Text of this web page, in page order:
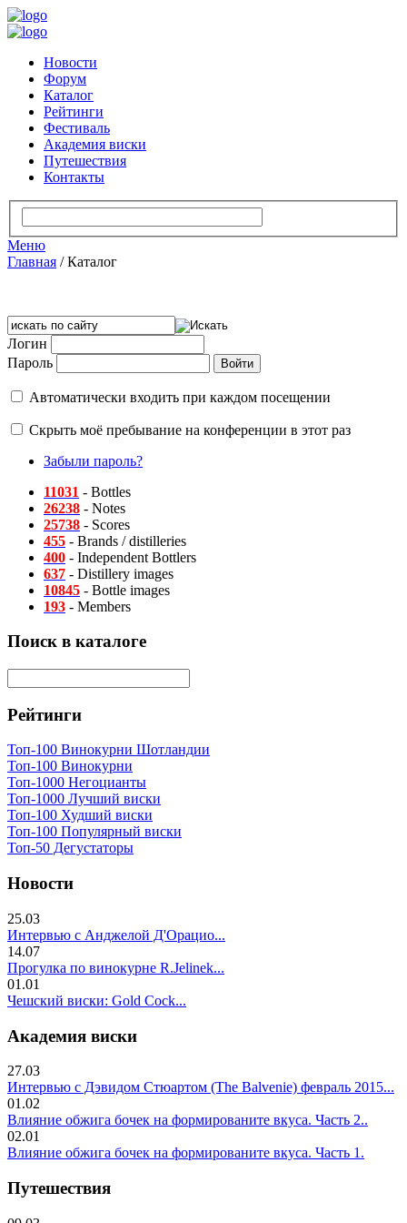
Новости
Форум
Каталог
Рейтинги
Фестиваль
Академия виски
Путешествия
Контакты
Меню
Главная /Каталог
Логин
Пароль
Автоматически входить при каждом посещении
Скрыть моё пребывание на конференции в этот раз
Забыли пароль?
11031 - Bottles
26238 - Notes
25738 - Scores
455 - Brands / distilleries
400 - Independent Bottlers
637 - Distillery images
10845 - Bottle images
193 - Members
Поиск в каталоге
Рейтинги
Топ-100 Винокурни Шотландии
Топ-100 Винокурни
Топ-1000 Негоцианты
Топ-1000 Лучший виски
Топ-100 Худший виски
Топ-100 Популярный виски
Топ-50 Дегустаторы
Новости
25.03
Интервью с Анджелой Д'Орацио...
14.07
Прогулка по винокурне R.Jelinek...
01.01
Чешский виски: Gold Cock...
Академия виски
27.03
Интервью с Дэвидом Стюартом (The Balvenie) февраль 2015...
01.02
Влияние обжига бочек на формированите вкуса. Часть 2..
02.01
Влияние обжига бочек на формированите вкуса. Часть 1.
Путешествия